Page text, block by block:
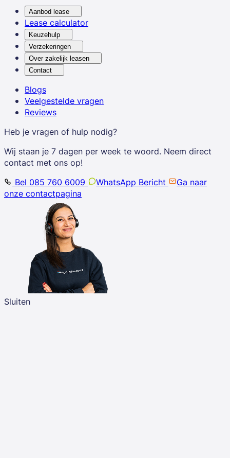
Aanbod lease
Lease calculator
Keuzehulp
Verzekeringen
Over zakelijk leasen
Contact
Blogs
Veelgestelde vragen
Reviews
Heb je vragen of hulp nodig?
Wij staan je 7 dagen per week te woord. Neem direct
contact met ons op!
Bel 085 760 6009
WhatsApp Bericht
Ga naar
onze contactpagina
Sluiten